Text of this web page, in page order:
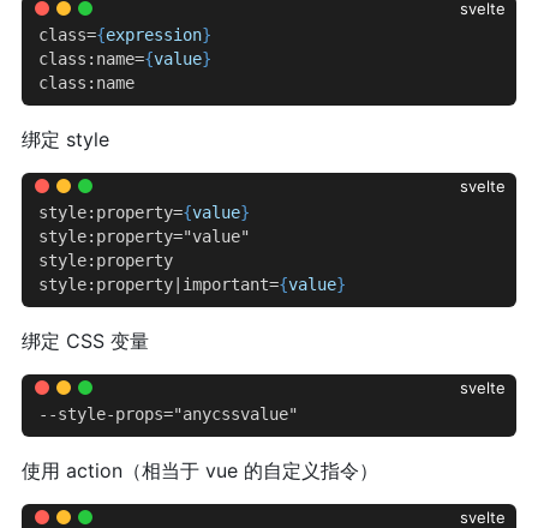
svelte
class={expression}
class:name={value}
class:name
绑定 style
svelte
style:property={value}
style:property="value"
style:property
style:property|important={value}
绑定 CSS 变量
svelte
--style-props="anycssvalue"
使用 action（相当于 vue 的自定义指令）
svelte